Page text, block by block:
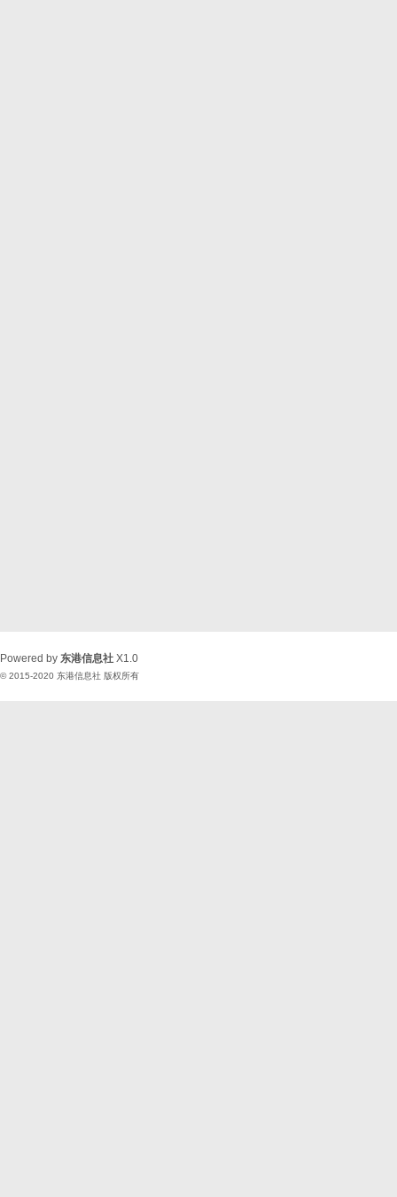
Powered by 东港信息社 X1.0
© 2015-2020 东港信息社 版权所有